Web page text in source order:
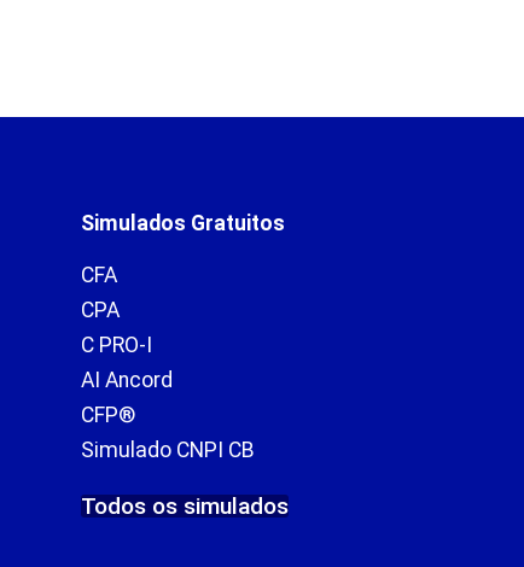
Simulados Gratuitos
CFA
CPA
C PRO-I
AI Ancord
CFP®
Simulado CNPI CB
Todos os simulados